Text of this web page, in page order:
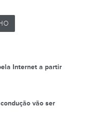
Internet a partir
vão ser